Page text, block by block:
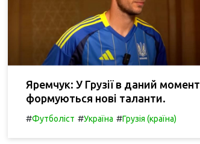
Яремчук: У Грузії в даний момент
формуються нові таланти.
#Футболіст #Україна #Грузія (країна)